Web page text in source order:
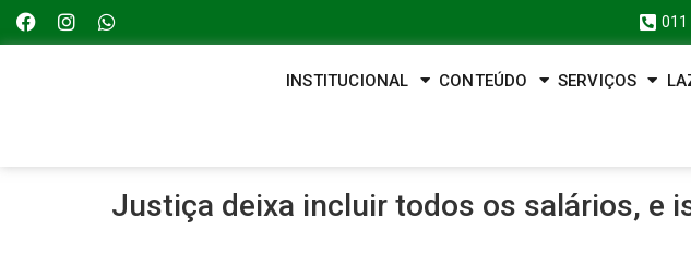
011
INSTITUCIONAL CONTEÚDO SERVIÇOS
Justiça deixa incluir todos os salários, e